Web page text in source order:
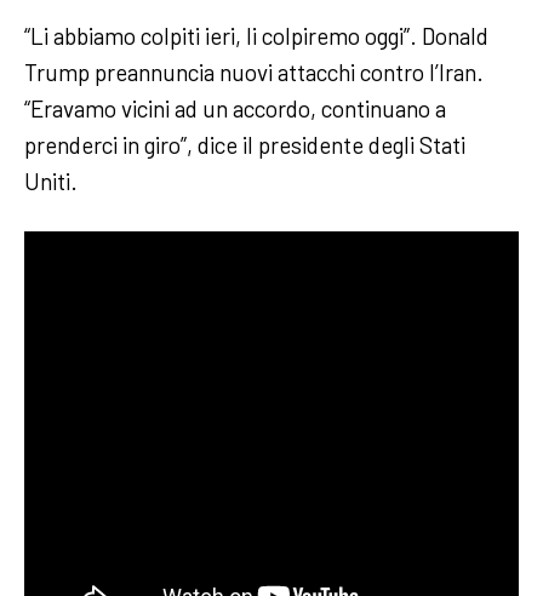
“Li abbiamo colpiti ieri, li colpiremo oggi”. Donald
Trump preannuncia nuovi attacchi contro l’Iran.
“Eravamo vicini ad un accordo, continuano a
prenderci in giro”, dice il presidente degli Stati
Uniti.